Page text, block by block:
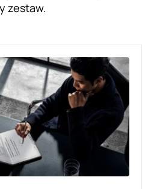
zestaw.